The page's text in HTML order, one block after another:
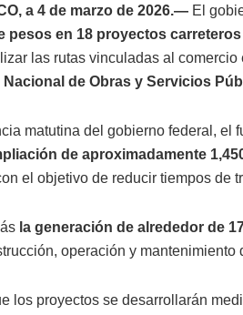
a 4 de marzo de 2026.— El
pesos en 18 proyectos carreteros
las rutas vinculadas al comercio
de Obras y Servicios
matutina del gobierno federal, el
de aproximadamente
el objetivo de reducir tiempos de
la generación de alrededor de
operación y mantenimiento
los proyectos se desarrollarán